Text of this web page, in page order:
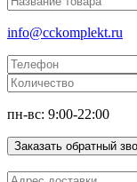
info@cckomplekt.ru
пн-вс: 9:00-22:00
Заказать обратный